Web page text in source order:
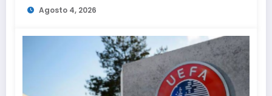
Agosto 4, 2026